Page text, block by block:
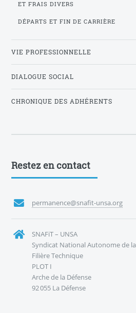
ET FRAIS DIVERS
DÉPARTS ET FIN DE CARRIÈRE
VIE PROFESSIONNELLE
DIALOGUE SOCIAL
CHRONIQUE DES ADHÉRENTS
Restez en contact
permanence@snafit-unsa.org
SNAFiT – UNSA
Syndicat National Autonome de la
Filière Technique
PLOT I
Arche de la Défense
92 055 La Défense